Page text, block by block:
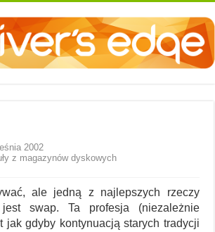
2002
z magazynów dyskowych
ale jedną z najlepszych rzeczy
swap. Ta profesja (niezależnie
jak gdyby kontynuacją starych tradycji